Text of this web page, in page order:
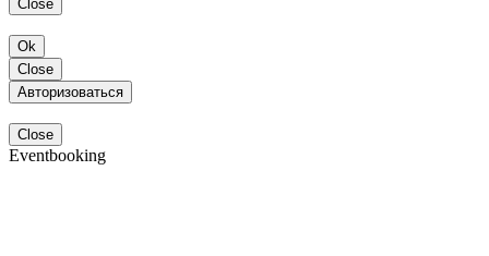
Close
Ok
Close
Авторизоваться
Close
Eventbooking